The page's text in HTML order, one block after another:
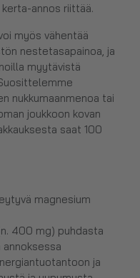
annos riittää.
myös vähentää
nestetasapainoa, ja
myytävistä
nukkumaanmenoa tai
joukkoon kovan
saat 100
magnesium
400 mg) puhdasta
annoksessa
ja